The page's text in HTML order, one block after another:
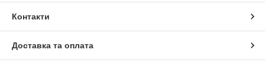
Контакти
Доставка та оплата